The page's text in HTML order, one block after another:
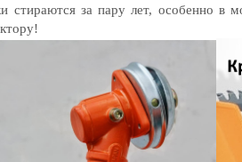
стираются за пару лет, особенно